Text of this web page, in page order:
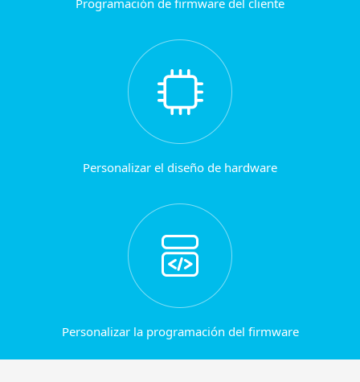
Personalizar el diseño de hardware
Personalizar la programación del firmware